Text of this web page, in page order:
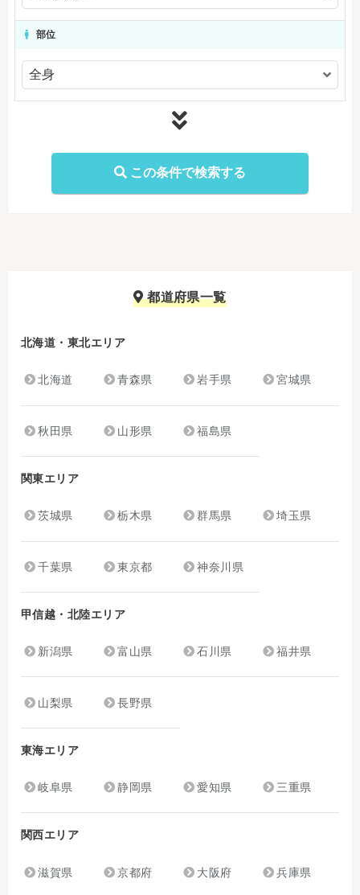
部位
都道府県一覧
北海道・東北エリア
北海道 青森県 岩手県 宮城県
秋田県 山形県 福島県
関東エリア
茨城県 栃木県 群馬県 埼玉県
千葉県 東京都 神奈川県
甲信越・北陸エリア
新潟県 富山県 石川県 福井県
山梨県 長野県
東海エリア
岐阜県 静岡県 愛知県 三重県
関西エリア
滋賀県 京都府 大阪府 兵庫県